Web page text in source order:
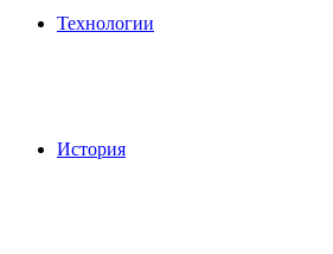
Технологии
История